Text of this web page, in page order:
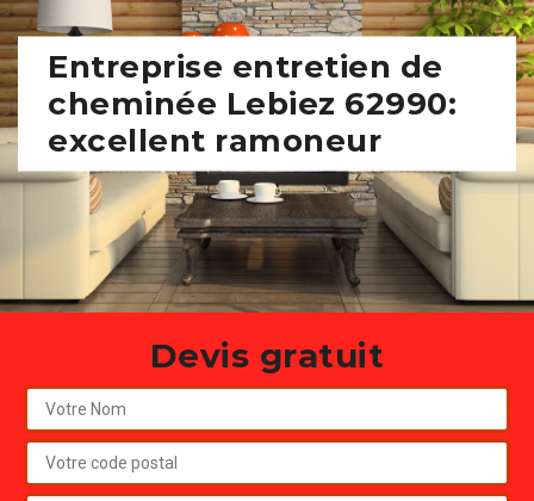
Entreprise entretien de
cheminée Lebiez 62990:
excellent ramoneur
Devis gratuit